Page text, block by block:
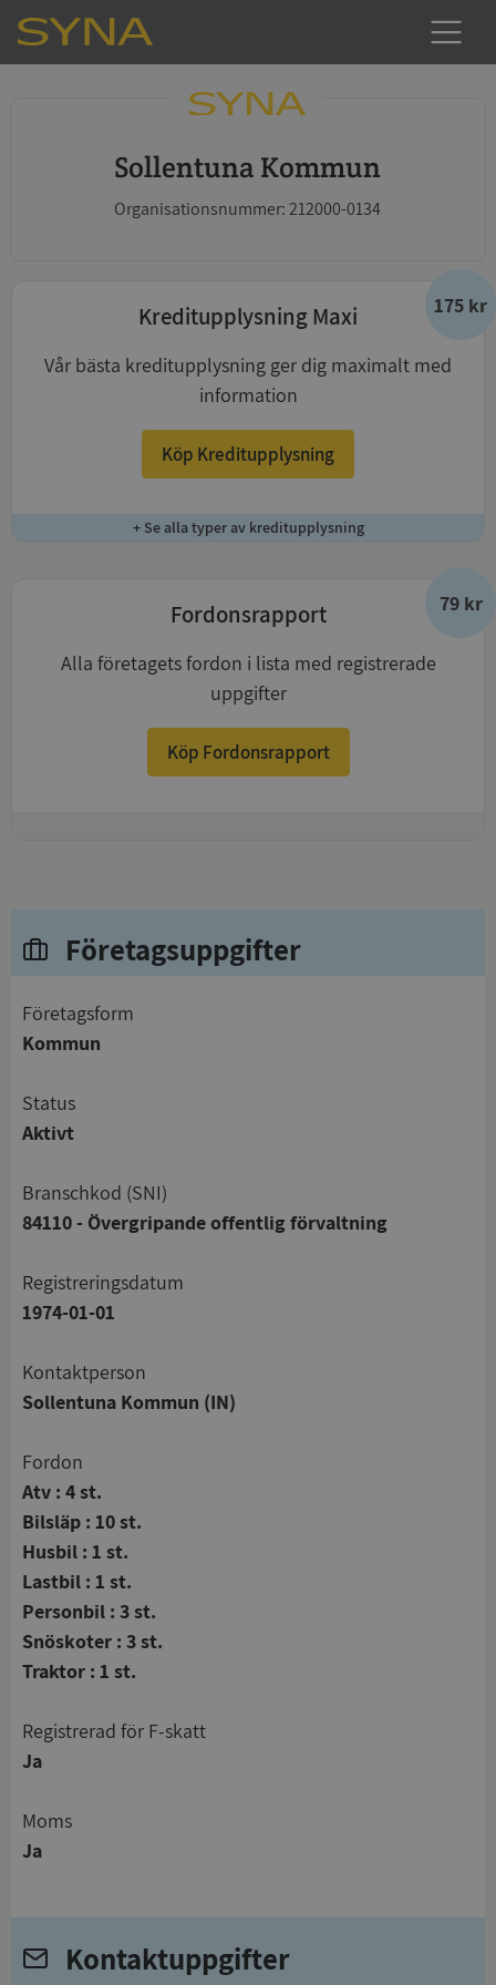
Sollentuna Kommun
Organisationsnummer: 212000-0134
175 kr
Kreditupplysning Maxi
Vår bästa kreditupplysning ger dig maximalt med
information
Köp Kreditupplysning
+ Se alla typer av kreditupplysning
79 kr
Fordonsrapport
Alla företagets fordon i lista med registrerade
uppgifter
Köp Fordonsrapport
Företagsuppgifter
företagsform
Kommun
status
Aktivt
branschkod (SNI)
84110 - Övergripande offentlig förvaltning
registreringsdatum
1974-01-01
Kontaktperson
Sollentuna Kommun (IN)
Fordon
Atv : 4 st.
Bilsläp : 10 st.
Husbil : 1 st.
Lastbil : 1 st.
Personbil : 3 st.
Snöskoter : 3 st.
Traktor : 1 st.
registrerad för F-skatt
Ja
Moms
Ja
Kontaktuppgifter